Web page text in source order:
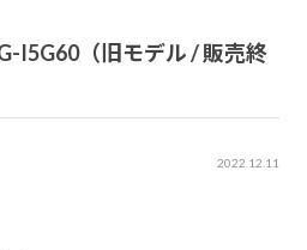
I5G60（旧モデル / 販売終
2022.12.11